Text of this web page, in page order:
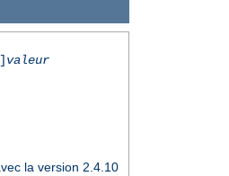
valeur
la version 2.4.10